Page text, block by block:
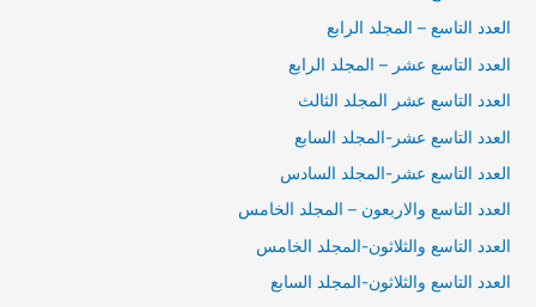
العدد التاسع – المجلد الرابع
العدد التاسع عشر – المجلد الرابع
العدد التاسع عشر المجلد الثالث
العدد التاسع عشر-المجلد السابع
العدد التاسع عشر-المجلد السادس
العدد التاسع والاربعون – المجلد الخامس
العدد التاسع والثلاثون-المجلد الخامس
العدد التاسع والثلاثون-المجلد السابع